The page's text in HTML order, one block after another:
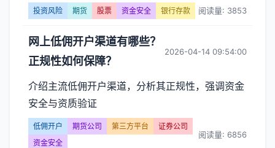
投资风险 期货 股票 资金安全 银行存款 阅读量: 3853
网上低佣开户渠道有哪些？
正规性如何保障？
2026-04-14 09:54:00
介绍主流低佣开户渠道，分析其正规性，强调资金
安全与资质验证
低佣开户 期货公司 第三方平台
证券公司
资金安全
阅读量: 6856